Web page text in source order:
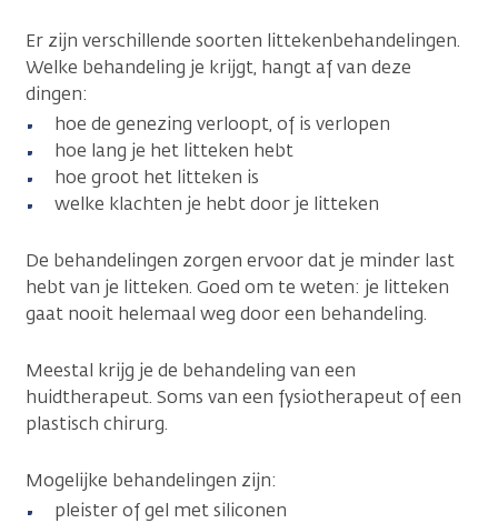
Er zijn verschillende soorten littekenbehandelingen.
Welke behandeling je krijgt, hangt af van deze
dingen:
hoe de genezing verloopt, of is verlopen
hoe lang je het litteken hebt
hoe groot het litteken is
welke klachten je hebt door je litteken
De behandelingen zorgen ervoor dat je minder last
hebt van je litteken. Goed om te weten: je litteken
gaat nooit helemaal weg door een behandeling.
Meestal krijg je de behandeling van een
huidtherapeut. Soms van een fysiotherapeut of een
plastisch chirurg.
Mogelijke behandelingen zijn:
pleister of gel met siliconen